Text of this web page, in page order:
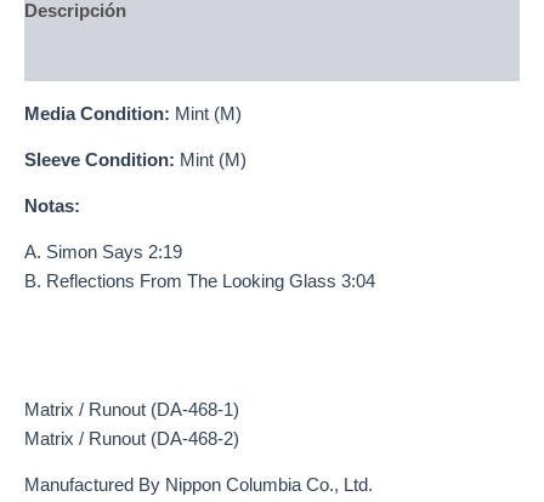
Descripción
Media Condition: Mint (M)
Sleeve Condition: Mint (M)
Notas:
A. Simon Says 2:19
B. Reflections From The Looking Glass 3:04
Matrix / Runout (DA-468-1)
Matrix / Runout (DA-468-2)
Manufactured By Nippon Columbia Co., Ltd.